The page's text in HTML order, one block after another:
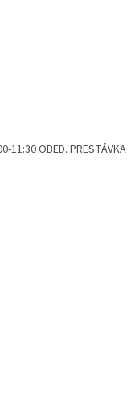
11:30 OBED. PRESTÁVKA